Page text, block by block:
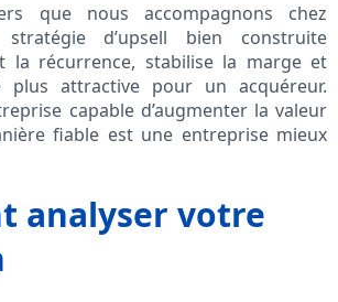
que nous accompagnons chez
stratégie d’upsell bien construite
la récurrence, stabilise la marge et
plus attractive pour un acquéreur.
capable d’augmenter la valeur
fiable est une entreprise mieux
analyser votre